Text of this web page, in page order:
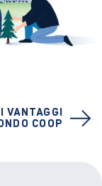
VANTAGGI
COOP